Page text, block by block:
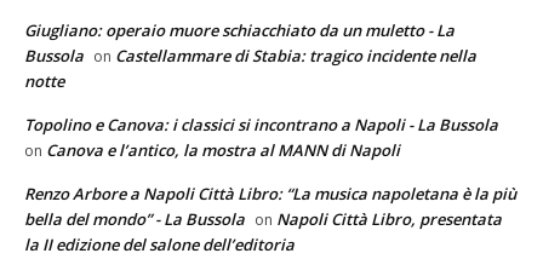
Giugliano: operaio muore schiacchiato da un muletto - La
Bussola on Castellammare di Stabia: tragico incidente nella
notte
Topolino e Canova: i classici si incontrano a Napoli - La Bussola
on Canova e l’antico, la mostra al MANN di Napoli
Renzo Arbore a Napoli Città Libro: “La musica napoletana è la più
bella del mondo” - La Bussola on Napoli Città Libro, presentata
la II edizione del salone dell’editoria